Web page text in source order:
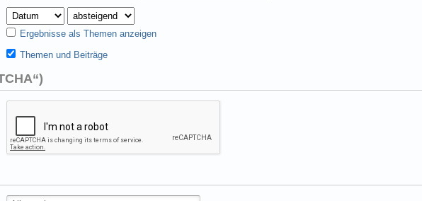
Ergebnisse als Themen anzeigen
Themen und Beiträge